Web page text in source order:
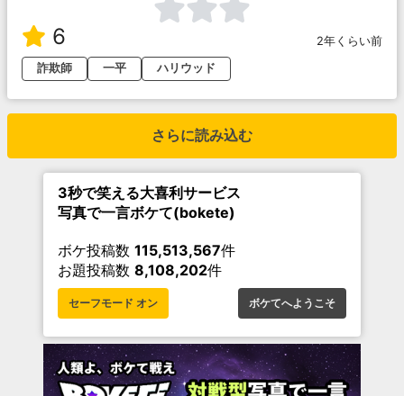
6
2年くらい前
詐欺師
一平 ハリウッド
さらに読み込む
3秒で笑える大喜利サービス
写真で一言ボケて(bokete)
ボケ投稿数 115,513,567件
お題投稿数 8,108,202件
セーフモード オン ボケてへようこそ